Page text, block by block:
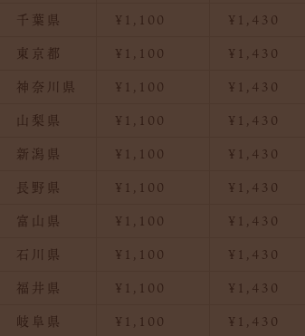
千葉県
¥1,100
¥1,430
東京都
¥1,100
¥1,430
神奈川県
¥1,100
¥1,430
山梨県
¥1,100
¥1,430
新潟県
¥1,100
¥1,430
長野県
¥1,100
¥1,430
富山県
¥1,100
¥1,430
石川県
¥1,100
¥1,430
福井県
¥1,100
¥1,430
岐阜県
¥1,100
¥1,430